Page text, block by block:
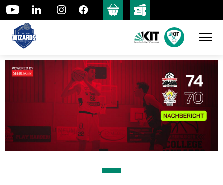
Skip
to
content